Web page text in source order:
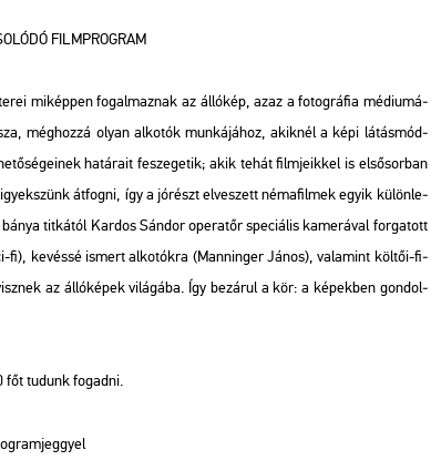
FILM­PROG­RAM
mi­kép­pen fo­gal­maz­nak az ál­ló­kép, azaz a fo­tog­rá­fia mé­di­u­má­
még­hoz­zá olyan al­ko­tók mun­ká­já­hoz, akik­nél a képi lá­tás­mód­
ha­tá­ra­it fe­sze­ge­tik; akik tehát film­je­ik­kel is el­ső­sor­ban
át­fog­ni, így a jó­részt el­ve­szett né­ma­fil­mek egyik kü­lön­le­
tit­ká­tól Kar­dos Sán­dor ope­ra­tőr spe­ci­á­lis ka­me­rá­val for­ga­tott
fi), ke­vés­sé is­mert al­ko­tók­ra (Man­nin­ger János), va­la­mint köl­tői-fi­
az ál­ló­ké­pek vi­lá­gá­ba. Így be­zá­rul a kör: a ké­pek­ben gon­dol­
főt tu­dunk fo­gad­ni.